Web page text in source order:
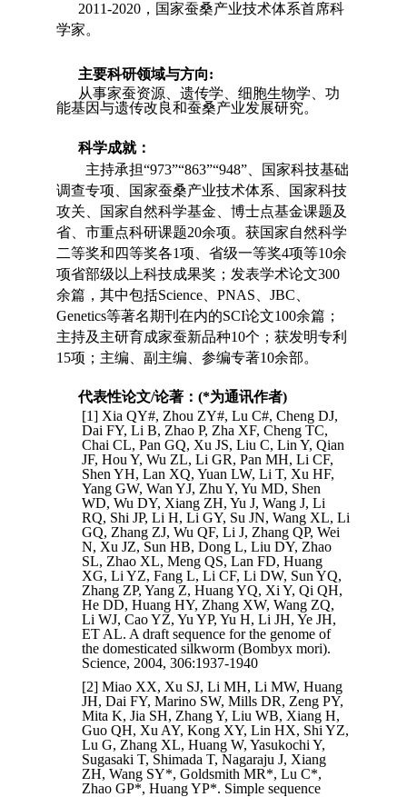
2011-2020，国家蚕桑产业技术体系首席科
学家。
主要科研领域与方向:
从事家蚕资源、遗传学、细胞生物学、功
能基因与遗传改良和蚕桑产业发展研究。
科学成就：
主持承担“973”“863”“948”、国家科技基础
调查专项、国家蚕桑产业技术体系、国家科技
攻关、国家自然科学基金、博士点基金课题及
省、市重点科研课题20余项。获国家自然科学
二等奖和四等奖各1项、省级一等奖4项等10余
项省部级以上科技成果奖；发表学术论文300
余篇，其中包括Science、PNAS、JBC、
Genetics等著名期刊在内的SCI论文100余篇；
主持及主研育成家蚕新品种10个；获发明专利
15项；主编、副主编、参编专著10余部。
代表性论文/论著：(*为通讯作者)
[1] Xia QY#, Zhou ZY#, Lu C#, Cheng DJ,
Dai FY, Li B, Zhao P, Zha XF, Cheng TC,
Chai CL, Pan GQ, Xu JS, Liu C, Lin Y, Qian
JF, Hou Y, Wu ZL, Li GR, Pan MH, Li CF,
Shen YH, Lan XQ, Yuan LW, Li T, Xu HF,
Yang GW, Wan YJ, Zhu Y, Yu MD, Shen
WD, Wu DY, Xiang ZH, Yu J, Wang J, Li
RQ, Shi JP, Li H, Li GY, Su JN, Wang XL, Li
GQ, Zhang ZJ, Wu QF, Li J, Zhang QP, Wei
N, Xu JZ, Sun HB, Dong L, Liu DY, Zhao
SL, Zhao XL, Meng QS, Lan FD, Huang
XG, Li YZ, Fang L, Li CF, Li DW, Sun YQ,
Zhang ZP, Yang Z, Huang YQ, Xi Y, Qi QH,
He DD, Huang HY, Zhang XW, Wang ZQ,
Li WJ, Cao YZ, Yu YP, Yu H, Li JH, Ye JH,
ET AL. A draft sequence for the genome of
the domesticated silkworm (Bombyx mori).
Science, 2004, 306:1937-1940
[2] Miao XX, Xu SJ, Li MH, Li MW, Huang
JH, Dai FY, Marino SW, Mills DR, Zeng PY,
Mita K, Jia SH, Zhang Y, Liu WB, Xiang H,
Guo QH, Xu AY, Kong XY, Lin HX, Shi YZ,
Lu G, Zhang XL, Huang W, Yasukochi Y,
Sugasaki T, Shimada T, Nagaraju J, Xiang
ZH, Wang SY*, Goldsmith MR*, Lu C*,
Zhao GP*, Huang YP*. Simple sequence